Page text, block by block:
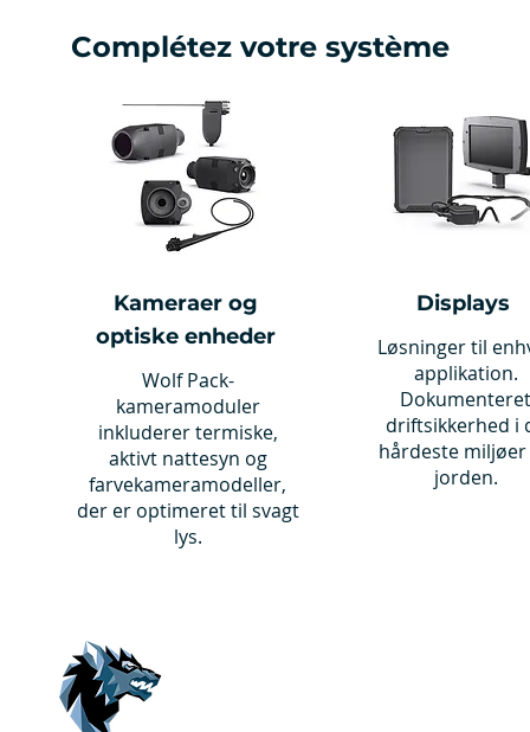
Complétez votre système
Kameraer og
optiske enheder
Wolf Pack-
kameramoduler
inkluderer termiske,
aktivt nattesyn og
farvekameramodeller,
der er optimeret til svagt
lys.
Displays
Løsninger til
applikation.
Dokumenteret
driftsikkerhed i
hårdeste miljøer
jorden.